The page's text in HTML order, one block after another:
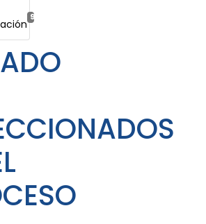
9 enero, 2026